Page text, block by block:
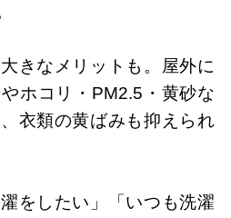
きなメリットも。屋外に
ホコリ・PM2.5・黄砂な
衣類の黄ばみも抑えられ
をしたい」「いつも洗濯